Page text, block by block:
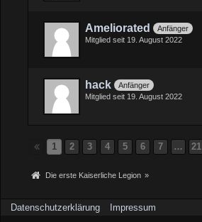
Ameliorated
Anfänger
Mitglied seit 19. August 2022
hack
Anfänger
Mitglied seit 19. August 2022
1 2 3 4 5 6 7 … 21
Die erste Kaiserliche Legion »
Datenschutzerklärung Impressum